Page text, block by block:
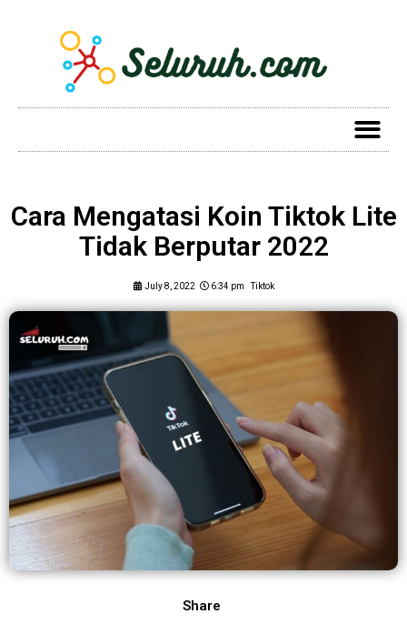
Cara Mengatasi Koin Tiktok Lite
Tidak Berputar 2022
July 8, 2022 6:34 pm Tiktok
Share